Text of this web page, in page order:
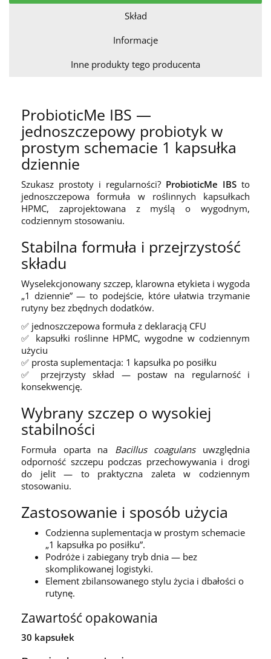
Skład
Informacje
Inne produkty tego producenta
ProbioticMe IBS —
jednoszczepowy probiotyk w
prostym schemacie 1 kapsułka
dziennie
Szukasz prostoty i regularności? ProbioticMe IBS to
jednoszczepowa formuła w roślinnych kapsułkach
HPMC, zaprojektowana z myślą o wygodnym,
codziennym stosowaniu.
Stabilna formuła i przejrzystość
składu
Wyselekcjonowany szczep, klarowna etykieta i wygoda
„1 dziennie” — to podejście, które ułatwia trzymanie
rutyny bez zbędnych dodatków.
✅ jednoszczepowa formuła z deklaracją CFU
✅ kapsułki roślinne HPMC, wygodne w codziennym
użyciu
✅ prosta suplementacja: 1 kapsułka po posiłku
✅ przejrzysty skład — postaw na regularność i
konsekwencję.
Wybrany szczep o wysokiej
stabilności
Formuła oparta na Bacillus coagulansuwzględnia
odporność szczepu podczas przechowywania i drogi
do jelit — to praktyczna zaleta w codziennym
stosowaniu.
Zastosowanie i sposób użycia
Codzienna suplementacja w prostym schemacie
„1 kapsułka po posiłku”.
Podróże i zabiegany tryb dnia — bez
skomplikowanej logistyki.
Element zbilansowanego stylu życia i dbałości o
rutynę.
Zawartość opakowania
30 kapsułek